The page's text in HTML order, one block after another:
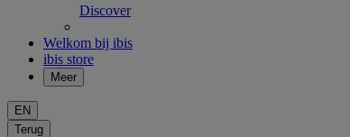
Discover
Welkom bij ibis
ibis store
Meer
EN
Terug